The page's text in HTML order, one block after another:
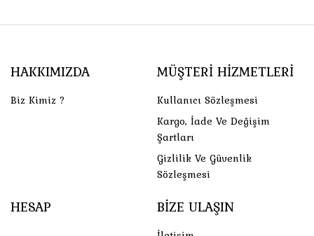
HAKKIMIZDA
Biz Kimiz ?
MÜŞTERI HIZMETLERI
Kullanıcı Sözleşmesi
Kargo, İade Ve Değişim
Şartları
Gizlilik Ve Güvenlik
Sözleşmesi
HESAP BIZE ULAŞIN